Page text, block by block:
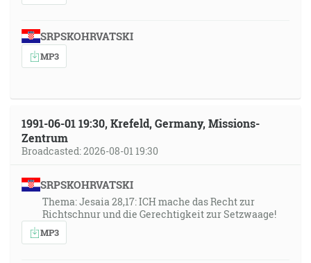
SRPSKOHRVATSKI
MP3
1991-06-01 19:30, Krefeld, Germany, Missions-
Zentrum
Broadcasted: 2026-08-01 19:30
SRPSKOHRVATSKI
Thema: Jesaia 28,17: ICH mache das Recht zur
Richtschnur und die Gerechtigkeit zur Setzwaage!
MP3